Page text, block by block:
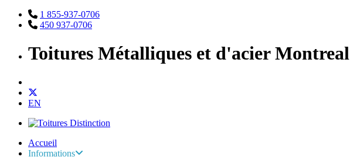
1 855-937-0706
450 937-0706
Toitures Métalliques et d'acier Montreal
EN
Accueil
Informations